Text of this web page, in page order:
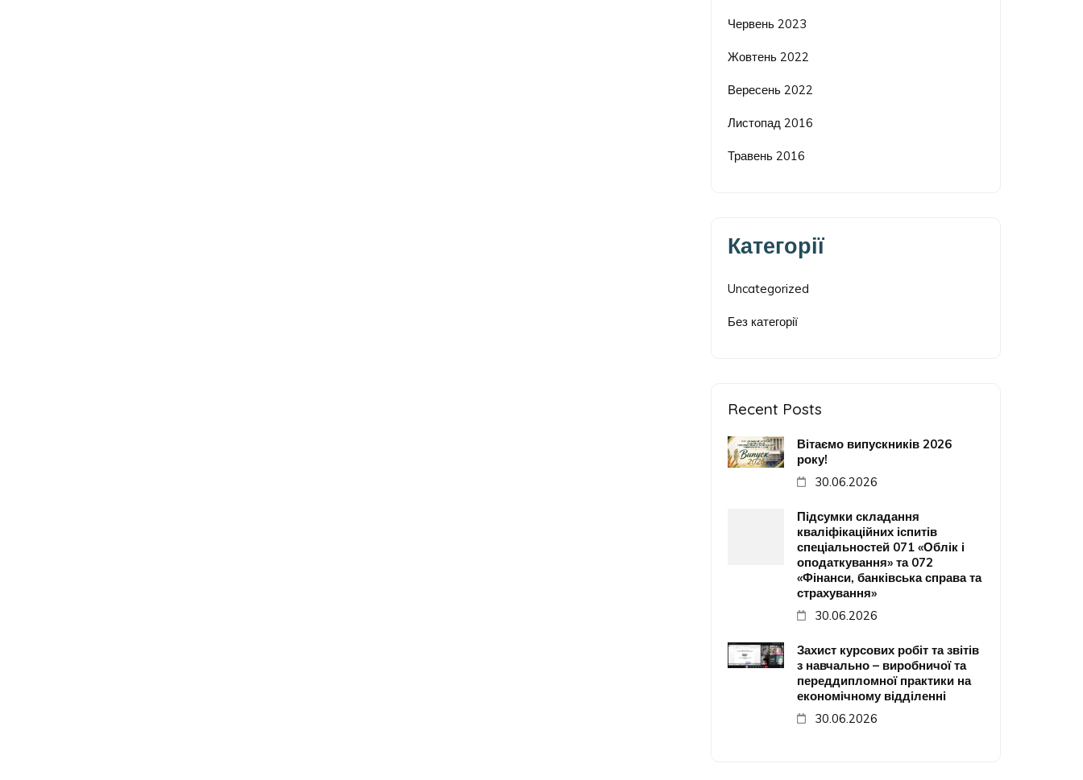
Червень 2023
Жовтень 2022
Вересень 2022
Листопад 2016
Травень 2016
Категорії
Uncategorized
Без категорії
Recent Posts
Вітаємо випускників 2026
року!
30.06.2026
Підсумки складання
кваліфікаційних іспитів
спеціальностей 071 «Облік і
оподаткування» та 072
«Фінанси, банківська справа та
страхування»
30.06.2026
Захист курсових робіт та звітів
з навчально – виробничої та
переддипломної практики на
економічному відділенні
30.06.2026